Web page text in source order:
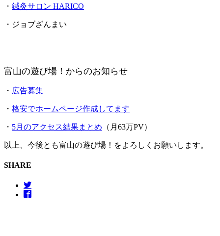
・ 鍼灸サロン HARICO
・ジョブざんまい
富山の遊び場！からのお知らせ
・ 広告募集
・ 格安でホームページ作成してます
・ 5月のアクセス結果まとめ （月63万PV）
以上、今後とも富山の遊び場！をよろしくお願いします。
SHARE